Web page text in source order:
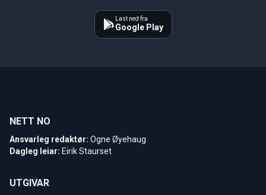
Last ned fra
Google Play
NETT NO
Ansvarleg redaktør: Ogne Øyehaug
Dagleg leiar: Eirik Staurset
UTGIVAR